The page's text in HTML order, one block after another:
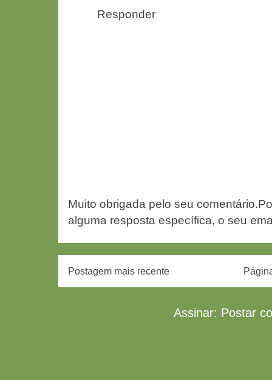
Responder
Muito obrigada pelo seu
alguma resposta específica, o seu
Postagem mais recente
Assinar: Postar